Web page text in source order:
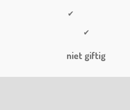
stabiliteit: ✔
✔
niet giftig